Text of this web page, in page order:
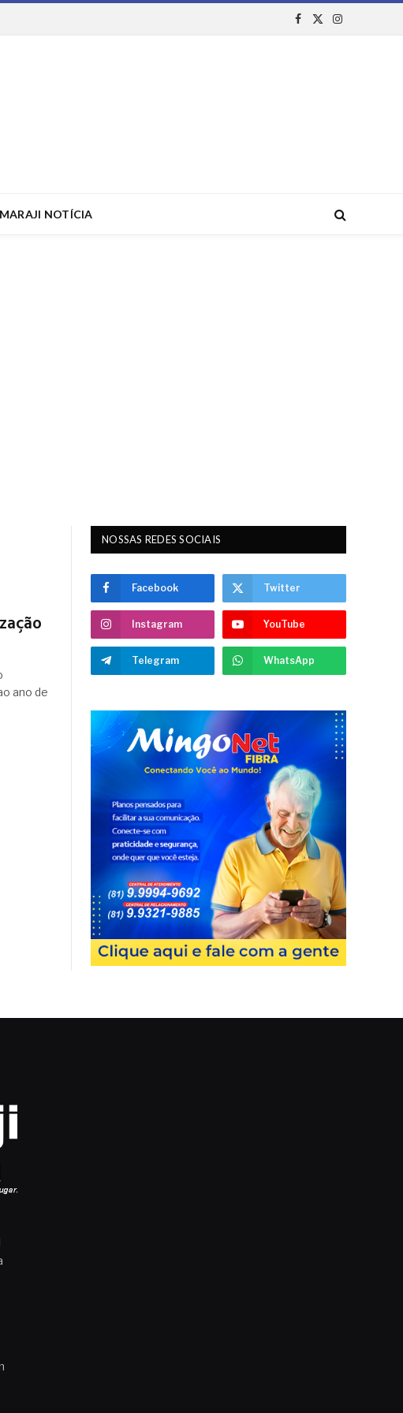
Facebook
X
Instagram
NOTÍCIA
ano de
NOSSAS REDES SOCIAIS
Facebook Twitter
Instagram YouTube
Telegram WhatsApp